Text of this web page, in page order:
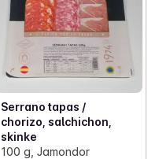
Serrano tapas /
chorizo, salchichon,
skinke
100 g, Jamondor